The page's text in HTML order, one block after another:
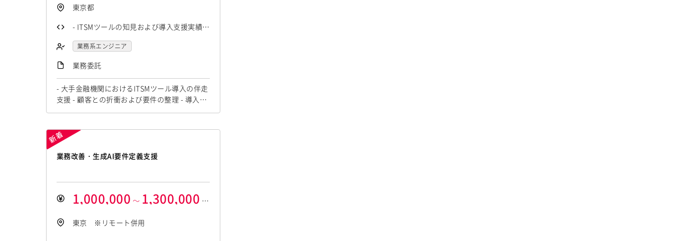
東京都
- ITSMツールの知見および導入支援実績 -
顧客に対する導入支援の経験 - ドキュメン
ト作成スキル - 英語対応能力（読み書きま
たは会話）
業務系エンジニア
業務委託
- 大手金融機関におけるITSMツール導入の伴走
支援 - 顧客との折衝および要件の整理 - 導入検
討に向けたドキュメント作成 - 英語によるコミ
グ対応の可能性あり） - 技術的観点に基づく導
入支援全般 【備考】： - ITSMツールの導入検
討フェーズでの伴走支援 - 顧客折衝力および資
業務改善・生成AI要件定義支援
1,000,000 ～ 1,300,000 円
東京 ※リモート併用